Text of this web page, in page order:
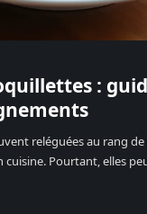
:
reléguées au rang
cuisine. Pourtant, elles